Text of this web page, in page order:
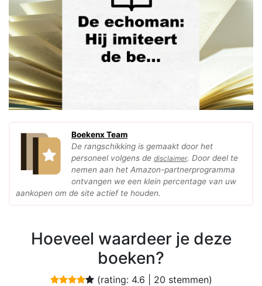
Boekenx Team
De rangschikking is gemaakt door het
personeel volgens de disclaimer. Door deel te
nemen aan het Amazon-partnerprogramma
ontvangen we een klein percentage van uw
aankopen om de site actief te houden.
Hoeveel waardeer je deze
boeken?
(rating: 4.6 20 stemmen)